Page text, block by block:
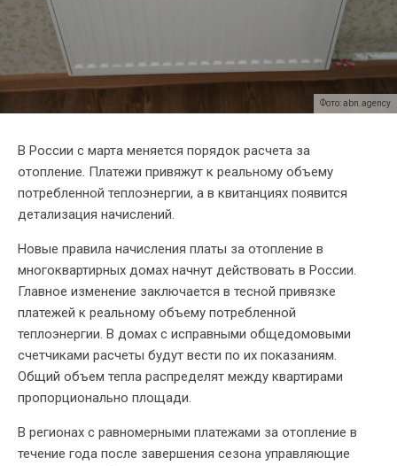
Фото: abn.agency
В России с марта меняется порядок расчета за
отопление. Платежи привяжут к реальному объему
потребленной теплоэнергии, а в квитанциях появится
детализация начислений.
Новые правила начисления платы за отопление в
многоквартирных домах начнут действовать в России.
Главное изменение заключается в тесной привязке
платежей к реальному объему потребленной
теплоэнергии. В домах с исправными общедомовыми
счетчиками расчеты будут вести по их показаниям.
Общий объем тепла распределят между квартирами
пропорционально площади.
В регионах с равномерными платежами за отопление в
течение года после завершения сезона управляющие